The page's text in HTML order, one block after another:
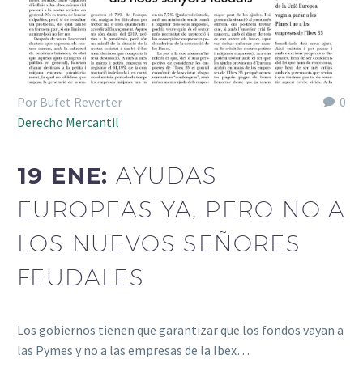
0
Por Bufet Reverter
Derecho Mercantil
19 ENE:AYUDAS
EUROPEAS YA, PERO NO A
LOS NUEVOS SEÑORES
FEUDALES
Los gobiernos tienen que garantizar que los fondos vayan a
las Pymes y no a las empresas de la Ibex…